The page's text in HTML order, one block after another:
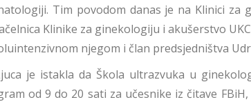
Tim povodom danas je na Klinici za
Klinike za ginekologiju i akušerstvo
njegom i član predsjedništva
je istakla da Škola ultrazvuka u
od 9 do 20 sati za učesnike iz čitave